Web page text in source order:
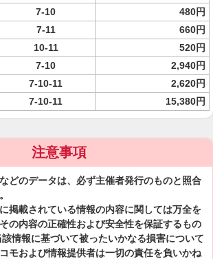
7-10
480円
7-11
660円
10-11
520円
7-10
2,940円
7-10-11
2,620円
7-10-11 15,380円
注意事項
どのデータは、必ず主催者発行のものと照合
掲載されている情報の内容に関しては万全を
の内容の正確性および安全性を保証するもの
情報に基づいて被ったいかなる損害について
モおよび情報提供者は一切の責任を負いかね